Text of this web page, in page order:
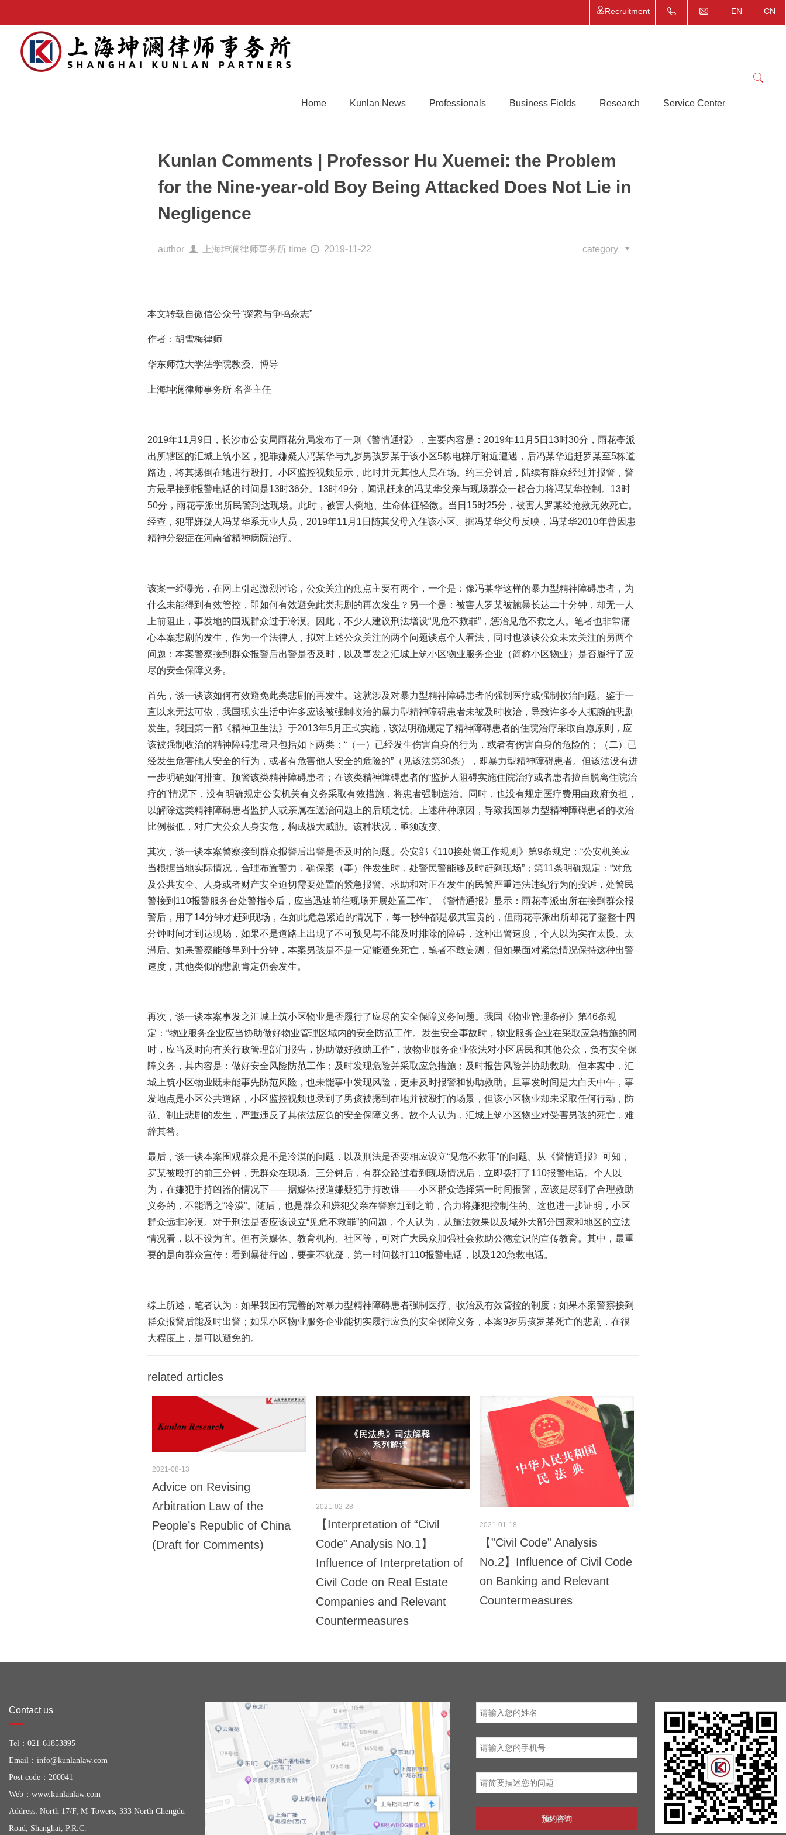
Recruitment EN CN
Home Kunlan News Professionals Business Fields Research Service Center
Kunlan Comments | Professor Hu Xuemei: the Problem
for the Nine-year-old Boy Being Attacked Does Not Lie in
Negligence
author 上海坤澜律师事务所 time 2019-11-22 category
本文转载自微信公众号“探索与争鸣杂志”
作者：胡雪梅律师
华东师范大学法学院教授、博导
上海坤澜律师事务所 名誉主任
2019年11月9日，长沙市公安局雨花分局发布了一则《警情通报》，主要内容是：2019年11月5日13时30分，雨花亭派
出所辖区的汇城上筑小区，犯罪嫌疑人冯某华与九岁男孩罗某于该小区5栋电梯厅附近遭遇，后冯某华追赶罗某至5栋道
路边，将其摁倒在地进行殴打。小区监控视频显示，此时并无其他人员在场。约三分钟后，陆续有群众经过并报警，警
方最早接到报警电话的时间是13时36分。13时49分，闻讯赶来的冯某华父亲与现场群众一起合力将冯某华控制。13时
50分，雨花亭派出所民警到达现场。此时，被害人倒地、生命体征轻微。当日15时25分，被害人罗某经抢救无效死亡。
经查，犯罪嫌疑人冯某华系无业人员，2019年11月1日随其父母入住该小区。据冯某华父母反映，冯某华2010年曾因患
精神分裂症在河南省精神病院治疗。
该案一经曝光，在网上引起激烈讨论，公众关注的焦点主要有两个，一个是：像冯某华这样的暴力型精神障碍患者，为
什么未能得到有效管控，即如何有效避免此类悲剧的再次发生？另一个是：被害人罗某被施暴长达二十分钟，却无一人
上前阻止，事发地的围观群众过于冷漠。因此，不少人建议刑法增设“见危不救罪”，惩治见危不救之人。笔者也非常痛
心本案悲剧的发生，作为一个法律人，拟对上述公众关注的两个问题谈点个人看法，同时也谈谈公众未太关注的另两个
问题：本案警察接到群众报警后出警是否及时，以及事发之汇城上筑小区物业服务企业（简称小区物业）是否履行了应
尽的安全保障义务。
首先，谈一谈该如何有效避免此类悲剧的再发生。这就涉及对暴力型精神障碍患者的强制医疗或强制收治问题。鉴于一
直以来无法可依，我国现实生活中许多应该被强制收治的暴力型精神障碍患者未被及时收治，导致许多令人扼腕的悲剧
发生。我国第一部《精神卫生法》于2013年5月正式实施，该法明确规定了精神障碍患者的住院治疗采取自愿原则，应
该被强制收治的精神障碍患者只包括如下两类：“（一）已经发生伤害自身的行为，或者有伤害自身的危险的；（二）已
经发生危害他人安全的行为，或者有危害他人安全的危险的”（见该法第30条），即暴力型精神障碍患者。但该法没有进
一步明确如何排查、预警该类精神障碍患者；在该类精神障碍患者的“监护人阻碍实施住院治疗或者患者擅自脱离住院治
疗的”情况下，没有明确规定公安机关有义务采取有效措施，将患者强制送治。同时，也没有规定医疗费用由政府负担，
以解除这类精神障碍患者监护人或亲属在送治问题上的后顾之忧。上述种种原因，导致我国暴力型精神障碍患者的收治
比例极低，对广大公众人身安危，构成极大威胁。该种状况，亟须改变。
其次，谈一谈本案警察接到群众报警后出警是否及时的问题。公安部《110接处警工作规则》第9条规定：“公安机关应
当根据当地实际情况，合理布置警力，确保案（事）件发生时，处警民警能够及时赶到现场”；第11条明确规定：“对危
及公共安全、人身或者财产安全迫切需要处置的紧急报警、求助和对正在发生的民警严重违法违纪行为的投诉，处警民
警接到110报警服务台处警指令后，应当迅速前往现场开展处置工作”。《警情通报》显示：雨花亭派出所在接到群众报
警后，用了14分钟才赶到现场，在如此危急紧迫的情况下，每一秒钟都是极其宝贵的，但雨花亭派出所却花了整整十四
分钟时间才到达现场，如果不是道路上出现了不可预见与不能及时排除的障碍，这种出警速度，个人以为实在太慢、太
滞后。如果警察能够早到十分钟，本案男孩是不是一定能避免死亡，笔者不敢妄测，但如果面对紧急情况保持这种出警
速度，其他类似的悲剧肯定仍会发生。
再次，谈一谈本案事发之汇城上筑小区物业是否履行了应尽的安全保障义务问题。我国《物业管理条例》第46条规
定：“物业服务企业应当协助做好物业管理区域内的安全防范工作。发生安全事故时，物业服务企业在采取应急措施的同
时，应当及时向有关行政管理部门报告，协助做好救助工作”，故物业服务企业依法对小区居民和其他公众，负有安全保
障义务，其内容是：做好安全风险防范工作；及时发现危险并采取应急措施；及时报告风险并协助救助。但本案中，汇
城上筑小区物业既未能事先防范风险，也未能事中发现风险，更未及时报警和协助救助。且事发时间是大白天中午，事
发地点是小区公共道路，小区监控视频也录到了男孩被摁到在地并被殴打的场景，但该小区物业却未采取任何行动，防
范、制止悲剧的发生，严重违反了其依法应负的安全保障义务。故个人认为，汇城上筑小区物业对受害男孩的死亡，难
辞其咎。
最后，谈一谈本案围观群众是不是冷漠的问题，以及刑法是否要相应设立“见危不救罪”的问题。从《警情通报》可知，
罗某被殴打的前三分钟，无群众在现场。三分钟后，有群众路过看到现场情况后，立即拨打了110报警电话。个人以
为，在嫌犯手持凶器的情况下——据媒体报道嫌疑犯手持改锥——小区群众选择第一时间报警，应该是尽到了合理救助
义务的，不能谓之“冷漠”。随后，也是群众和嫌犯父亲在警察赶到之前，合力将嫌犯控制住的。这也进一步证明，小区
群众远非冷漠。对于刑法是否应该设立“见危不救罪”的问题，个人认为，从施法效果以及域外大部分国家和地区的立法
情况看，以不设为宜。但有关媒体、教育机构、社区等，可对广大民众加强社会救助公德意识的宣传教育。其中，最重
要的是向群众宣传：看到暴徒行凶，要毫不犹疑，第一时间拨打110报警电话，以及120急救电话。
综上所述，笔者认为：如果我国有完善的对暴力型精神障碍患者强制医疗、收治及有效管控的制度；如果本案警察接到
群众报警后能及时出警；如果小区物业服务企业能切实履行应负的安全保障义务，本案9岁男孩罗某死亡的悲剧，在很
大程度上，是可以避免的。
related articles
2021-08-13
Advice on Revising
Arbitration Law of the
People’s Republic of China
(Draft for Comments)
2021-02-28
【Interpretation of “Civil
Code” Analysis No.1】
Influence of Interpretation of
Civil Code on Real Estate
Companies and Relevant
Countermeasures
2021-01-18
【”Civil Code” Analysis
No.2】Influence of Civil Code
on Banking and Relevant
Countermeasures
Contact us
Tel： 021-61853895
Email： info@kunlanlaw.com
Post code：200041
Web： www.kunlanlaw.com
Address: North 17/F, M-Towers, 333 North Chengdu
Road, Shanghai, P.R.C.
预约咨询